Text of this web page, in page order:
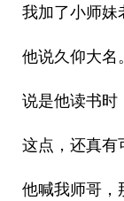
我加了小师妹
他说久仰大名。
说是他读书时
这点，还真有
他喊我师哥，